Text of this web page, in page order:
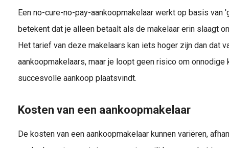
Een no-cure-no-pay-aankoopmakelaar werkt op basis van
betekent dat je alleen betaalt als de makelaar erin slaagt
Het tarief van deze makelaars kan iets hoger zijn dan dat
aankoopmakelaars, maar je loopt geen risico om
succesvolle aankoop plaatsvindt.
Kosten van een aankoopmakelaar
De kosten van een aankoopmakelaar kunnen variëren,